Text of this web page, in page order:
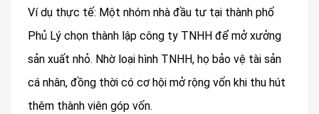
Ví dụ thực tế: Một nhóm nhà đầu tư tại thành phố
Phủ Lý chọn thành lập công ty TNHH để mở xưởng
sản xuất nhỏ. Nhờ loại hình TNHH, họ bảo vệ tài sản
cá nhân, đồng thời có cơ hội mở rộng vốn khi thu hút
thêm thành viên góp vốn.